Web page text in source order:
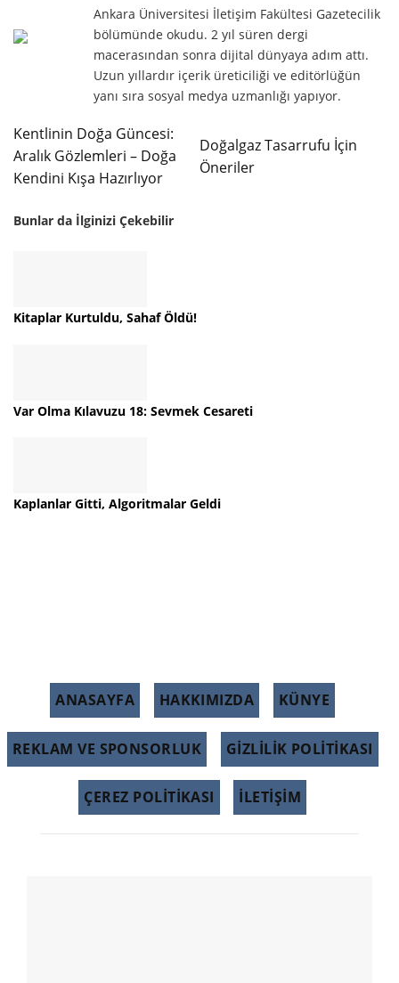
Ankara Üniversitesi İletişim Fakültesi Gazetecilik
bölümünde okudu. 2 yıl süren dergi
macerasından sonra dijital dünyaya adım attı.
Uzun yıllardır içerik üreticiliği ve editörlüğün
yanı sıra sosyal medya uzmanlığı yapıyor.
Kentlinin Doğa Güncesi:
Aralık Gözlemleri – Doğa
Kendini Kışa Hazırlıyor
Doğalgaz Tasarrufu İçin
Öneriler
Bunlar da İlginizi Çekebilir
Kitaplar Kurtuldu, Sahaf Öldü!
Var Olma Kılavuzu 18: Sevmek Cesareti
Kaplanlar Gitti, Algoritmalar Geldi
ANASAYFA HAKKIMIZDA KÜNYE
REKLAM VE SPONSORLUK GIZLILIK POLITIKASI
ÇEREZ POLITIKASI İLETİŞİM